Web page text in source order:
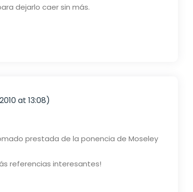
dejarlo caer sin más.
at 13:08)
prestada de la ponencia de Moseley
referencias interesantes!